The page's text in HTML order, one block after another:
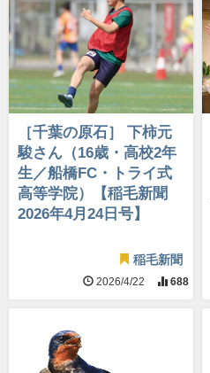
［千葉の原石］ 下柿元
駿さん（16歳・高校2年
生／船橋FC・トライ式
高等学院）【稲毛新聞
2026年4月24日号】
稲毛新聞
2026/4/22 688